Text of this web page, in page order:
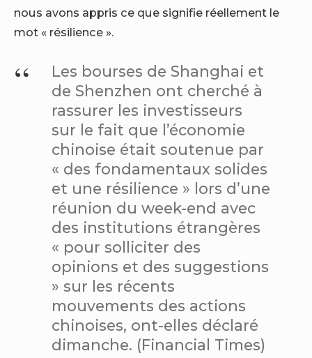
nous avons appris ce que signifie réellement le
mot « résilience ».
Les bourses de Shanghai et
de Shenzhen ont cherché à
rassurer les investisseurs
sur le fait que l’économie
chinoise était soutenue par
« des fondamentaux solides
et une résilience » lors d’une
réunion du week-end avec
des institutions étrangères
« pour solliciter des
opinions et des suggestions
» sur les récents
mouvements des actions
chinoises, ont-elles déclaré
dimanche. (Financial Times)